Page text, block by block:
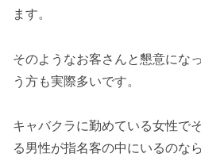
ます。
そのようなお客さんと懇意にな
う方も実際多いです。
キャバクラに勤めている女性で
る男性が指名客の中にいるのな